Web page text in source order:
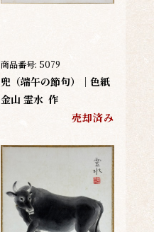
商品番号: 5079
兜（端午の節句）｜色紙
金山 霊水 作
売却済み